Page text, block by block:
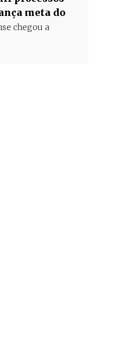
meta do
chegou a